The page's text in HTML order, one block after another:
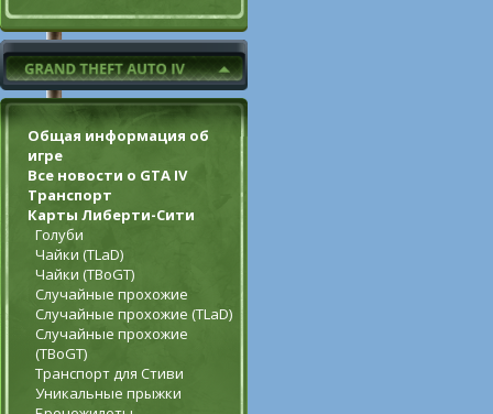
Общая информация об
игре
Все новости о GTA IV
Транспорт
Карты Либерти-Сити
Голуби
Чайки (TLaD)
Чайки (TBoGT)
Случайные прохожие
Случайные прохожие (TLaD)
Случайные прохожие
(TBoGT)
Транспорт для Стиви
Уникальные прыжки